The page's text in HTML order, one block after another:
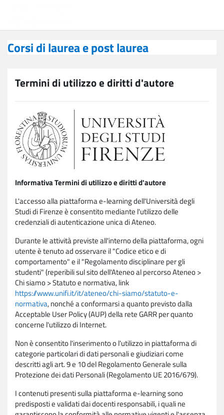
Corsi di laurea e post laurea
Termini di utilizzo e diritti d'autore
Informativa Termini di utilizzo e diritti d'autore
L'accesso alla piattaforma e-learning dell'Università degli
Studi di Firenze è consentito mediante l'utilizzo delle
credenziali di autenticazione unica di Ateneo.
Durante le attività previste all'interno della piattaforma, ogni
utente è tenuto ad osservare il "Codice etico e di
comportamento" e il "Regolamento disciplinare per gli
studenti" (reperibili sul sito dell'Ateneo al percorso Ateneo >
Chi siamo > Statuto e normativa, link
https://www.unifi.it/it/ateneo/chi-siamo/statuto-e-
normativa, nonché a conformarsi a quanto previsto dalla
Acceptable User Policy (AUP) della rete GARR per quanto
concerne l'utilizzo di Internet.
Non è consentito l'inserimento o l'utilizzo in piattaforma di
categorie particolari di dati personali e giudiziari come
descritti agli art. 9 e 10 del Regolamento Generale sulla
Protezione dei dati Personali (Regolamento UE 2016/679).
I contenuti presenti sulla piattaforma e-learning sono
predisposti e validati dai docenti responsabili, i quali ne